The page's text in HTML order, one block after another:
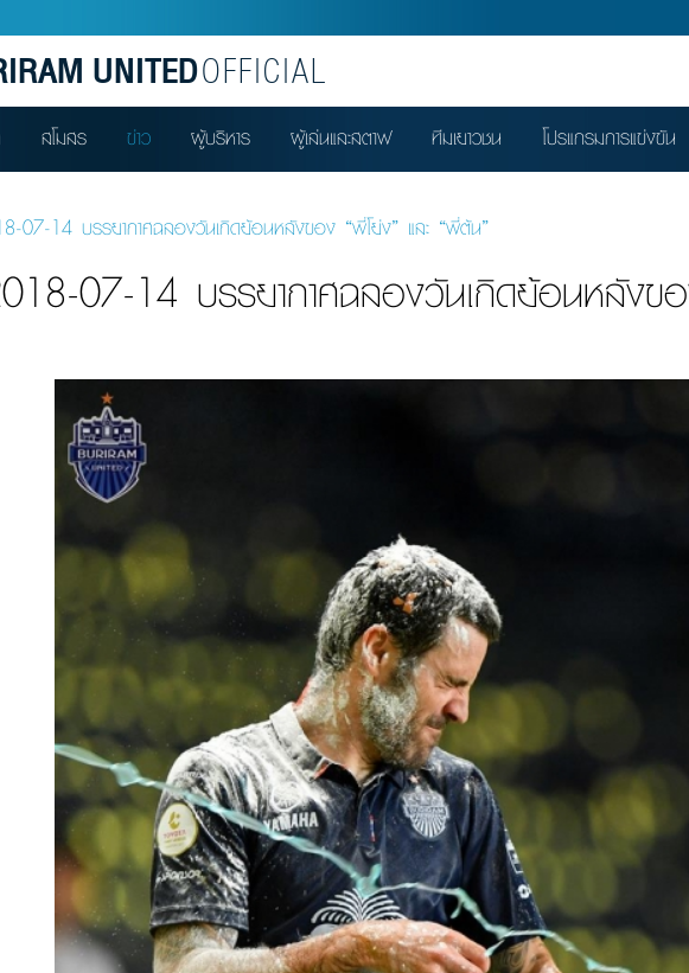
UNITEDOFFICIAL
สโมสร ข่าว ผู้บริหาร ผู้เล่นและสตาฟ ทีมเยาวชน โปรแกรมการแข่งขัน
07-14 บรรยากาศฉลองวันเกิดย้อนหลังของ “พี่โย่ง” และ “พี่ต้น”
07-14 บรรยากาศฉลองวันเกิดย้อนหลังข